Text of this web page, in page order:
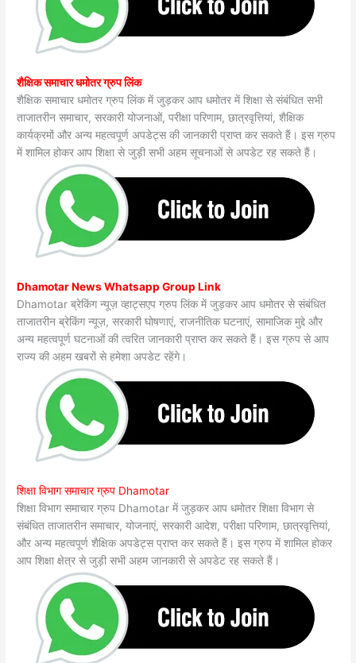
शैक्षिक समाचार धमोतर ग्रुप लिंक
शैक्षिक समाचार धमोतर ग्रुप लिंक में जुड़कर आप धमोतर में शिक्षा से संबंधित सभी
ताजातरीन समाचार, सरकारी योजनाओं, परीक्षा परिणाम, छात्रवृत्तियां, शैक्षिक
कार्यक्रमों और अन्य महत्वपूर्ण अपडेट्स की जानकारी प्राप्त कर सकते हैं। इस ग्रुप
में शामिल होकर आप शिक्षा से जुड़ी सभी अहम सूचनाओं से अपडेट रह सकते हैं।
Dhamotar News Whatsapp Group Link
Dhamotar ब्रेकिंग न्यूज़ व्हाट्सएप ग्रुप लिंक में जुड़कर आप धमोतर से संबंधित
ताजातरीन ब्रेकिंग न्यूज़, सरकारी घोषणाएं, राजनीतिक घटनाएं, सामाजिक मुद्दे और
अन्य महत्वपूर्ण घटनाओं की त्वरित जानकारी प्राप्त कर सकते हैं। इस ग्रुप से आप
राज्य की अहम खबरों से हमेशा अपडेट रहेंगे।
शिक्षा विभाग समाचार ग्रुप Dhamotar
शिक्षा विभाग समाचार ग्रुप Dhamotar में जुड़कर आप धमोतर शिक्षा विभाग से
संबंधित ताजातरीन समाचार, योजनाएं, सरकारी आदेश, परीक्षा परिणाम, छात्रवृत्तियां,
और अन्य महत्वपूर्ण शैक्षिक अपडेट्स प्राप्त कर सकते हैं। इस ग्रुप में शामिल होकर
आप शिक्षा क्षेत्र से जुड़ी सभी अहम जानकारी से अपडेट रह सकते हैं।